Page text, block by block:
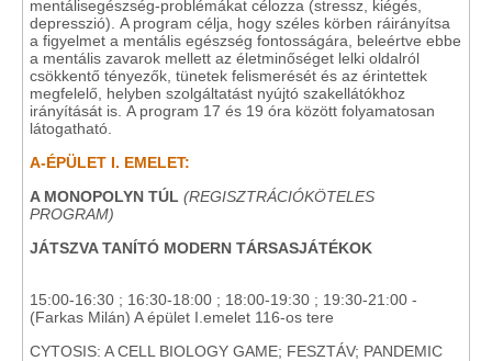
mentálisegészség-problémákat célozza (stressz, kiégés,
depresszió). A program célja, hogy széles körben ráirányítsa
a figyelmet a mentális egészség fontosságára, beleértve ebbe
a mentális zavarok mellett az életminőséget lelki oldalról
csökkentő tényezők, tünetek felismerését és az érintettek
megfelelő, helyben szolgáltatást nyújtó szakellátókhoz
irányítását is. A program 17 és 19 óra között folyamatosan
látogatható.
A-ÉPÜLET I. EMELET:
A MONOPOLYN TÚL (REGISZTRÁCIÓKÖTELES
PROGRAM)
JÁTSZVA TANÍTÓ MODERN TÁRSASJÁTÉKOK
15:00-16:30 ; 16:30-18:00 ; 18:00-19:30 ; 19:30-21:00 -
(Farkas Milán) A épület I.emelet 116-os tere
CYTOSIS: A CELL BIOLOGY GAME; FESZTÁV; PANDEMIC